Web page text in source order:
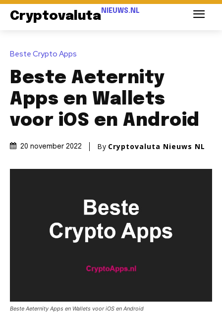
Cryptovaluta NIEUWS.NL
Beste Crypto Apps
Beste Aeternity
Apps en Wallets
voor iOS en Android
20 november 2022 By Cryptovaluta Nieuws NL
Beste Aeternity Apps en Wallets voor iOS en Android